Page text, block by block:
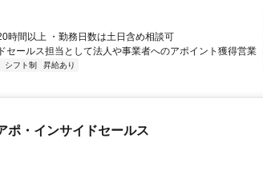
時間以上 ・勤務日数は土日含め相談可
セールス担当として法人や事業者へのアポイント獲得営業
シフト制 昇給あり
ポ・インサイドセールス